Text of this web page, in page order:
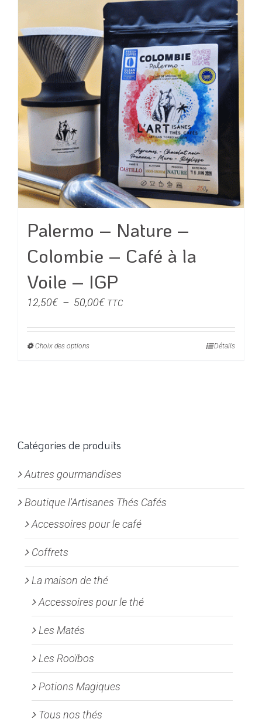
Palermo – Nature –
Colombie – Café à la
Voile – IGP
12,50€ – 50,00€Plage
prix :
TTC
Choix des optionsCe
options
être
choisies
sur
la
page
produit
Détails
Catégories de produits
Autres gourmandises
Boutique l'Artisanes Thés Cafés
Accessoires pour le café
Coffrets
La maison de thé
Accessoires pour le thé
Les Matés
Les Rooïbos
Potions Magiques
Tous nos thés